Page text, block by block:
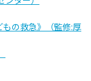
の救急》（監修:厚